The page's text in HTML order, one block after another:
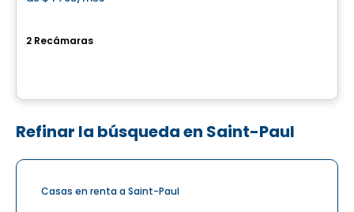
2 Recámaras
PorCogir
Refinar la búsqueda en Saint-Paul
Casas en renta a Saint-Paul